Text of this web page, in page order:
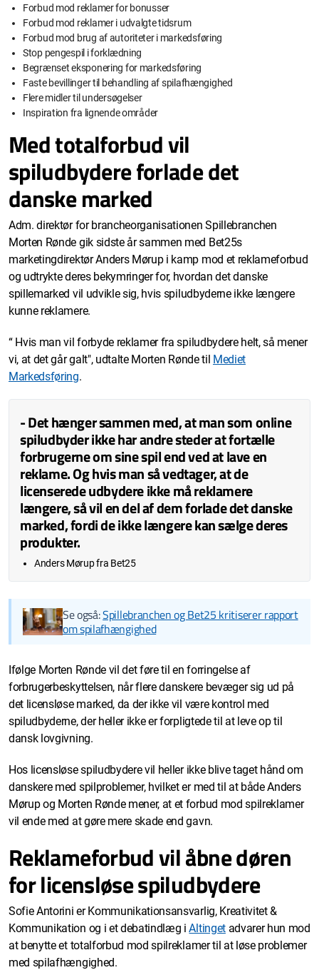
Forbud mod reklamer for bonusser
Forbud mod reklamer i udvalgte tidsrum
Forbud mod brug af autoriteter i markedsføring
Stop pengespil i forklædning
Begrænset eksponering for markedsføring
Faste bevillinger til behandling af spilafhængighed
Flere midler til undersøgelser
Inspiration fra lignende områder
Med totalforbud vil
spiludbydere forlade det
danske marked
Adm. direktør for brancheorganisationen Spillebranchen
Morten Rønde gik sidste år sammen med Bet25s
marketingdirektør Anders Mørup i kamp mod et reklameforbud
og udtrykte deres bekymringer for, hvordan det danske
spillemarked vil udvikle sig, hvis spiludbyderne ikke længere
kunne reklamere.
“ Hvis man vil forbyde reklamer fra spiludbydere helt, så mener
vi, at det går galt", udtalte Morten Rønde til Mediet
Markedsføring.
- Det hænger sammen med, at man som online
spiludbyder ikke har andre steder at fortælle
forbrugerne om sine spil end ved at lave en
reklame. Og hvis man så vedtager, at de
licenserede udbydere ikke må reklamere
længere, så vil en del af dem forlade det danske
marked, fordi de ikke længere kan sælge deres
produkter.
Anders Mørup fra Bet25
Se også:Spillebranchen og Bet25 kritiserer rapport
om spilafhængighed
Ifølge Morten Rønde vil det føre til en forringelse af
forbrugerbeskyttelsen, når flere danskere bevæger sig ud på
det licensløse marked, da der ikke vil være kontrol med
spiludbyderne, der heller ikke er forpligtede til at leve op til
dansk lovgivning.
Hos licensløse spiludbydere vil heller ikke blive taget hånd om
danskere med spilproblemer, hvilket er med til at både Anders
Mørup og Morten Rønde mener, at et forbud mod spilreklamer
vil ende med at gøre mere skade end gavn.
Reklameforbud vil åbne døren
for licensløse spiludbydere
Sofie Antorini er Kommunikationsansvarlig, Kreativitet &
Kommunikation og i et debatindlæg iAltingetadvarer hun mod
at benytte et totalforbud mod spilreklamer til at løse problemer
med spilafhængighed.